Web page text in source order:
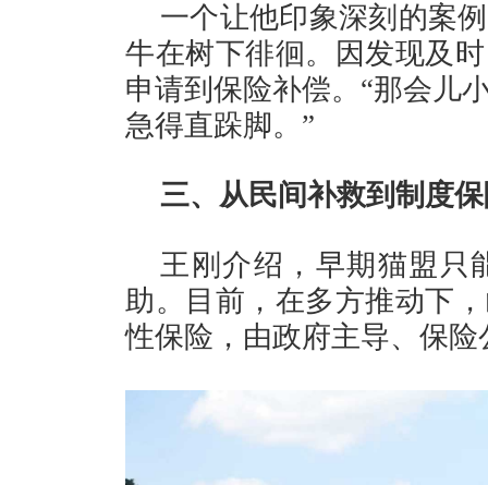
一个让他印象深刻的案
牛在树下徘徊。因发现及
申请到保险补偿。“那会儿
急得直跺脚。”
三、从民间补救到制度
王刚介绍，早期猫盟只
助。目前，在多方推动下
性保险，由政府主导、保